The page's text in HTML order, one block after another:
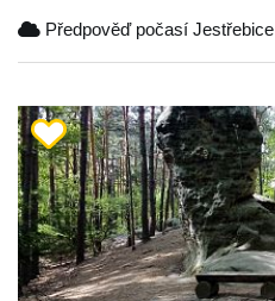
Předpověď počasí Jestřebice